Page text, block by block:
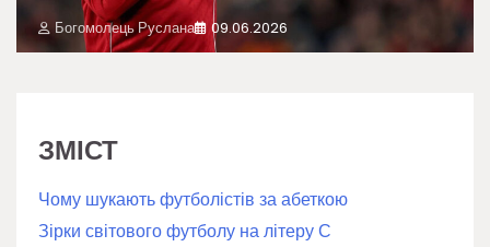
Богомолець Руслана 09.06.2026
ЗМІСТ
Чому шукають футболістів за абеткою
Зірки світового футболу на літеру С